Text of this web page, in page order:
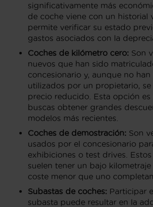
significativamente más
de coche viene con un historial
permite verificar su estado
gastos asociados con la
Coches de kilómetro cero: Son
nuevos que han sido
concesionario y, aunque no han
utilizados por un propietario, se
precio reducido. Esta opción es
buscas obtener grandes
modelos más recientes.
Coches de demostración: Son
usados por el concesionario
exhibiciones o test drives.
suelen tener un bajo
coste menor que uno
Subastas de coches: Participar
subasta puede resultar en la